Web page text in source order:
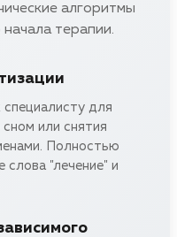
алгоритмы
терапии.
для
или снятия
Полностью
"лечение" и